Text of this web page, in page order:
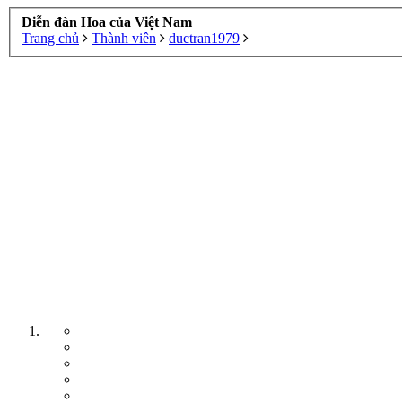
Diễn đàn Hoa của Việt Nam
Trang chủ
Thành viên ductran1979